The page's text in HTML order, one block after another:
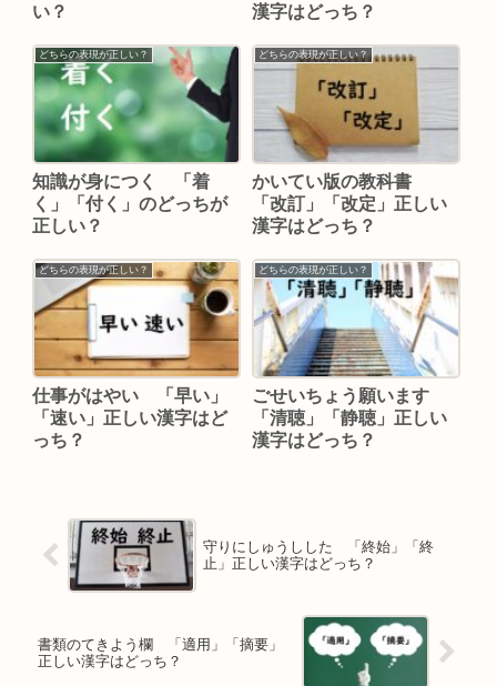
い？
漢字はどっち？
どちらの表現が正しい？
知識が身につく 「着
く」「付く」のどっちが
正しい？
どちらの表現が正しい？
かいてい版の教科書
「改訂」「改定」正しい
漢字はどっち？
どちらの表現が正しい？
仕事がはやい 「早い」
「速い」正しい漢字はど
っち？
どちらの表現が正しい？
ごせいちょう願います
「清聴」「静聴」正しい
漢字はどっち？
守りにしゅうしした 「終始」「終
止」正しい漢字はどっち？
書類のてきよう欄 「適用」「摘要」
正しい漢字はどっち？